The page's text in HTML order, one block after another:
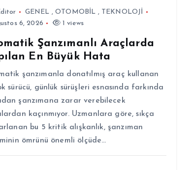
GENEL ,OTOMOBİL , TEKNOLOJİ
6, 2026
1 views
Şanzımanlı Araçlarda
En Büyük Hata
şanzımanla donatılmış araç kullanan
sürücü, günlük sürüşleri esnasında farkında
şanzımana zarar verebilecek
kaçınmıyor. Uzmanlara göre, sıkça
bu 5 kritik alışkanlık, şanzıman
ömrünü önemli ölçüde…